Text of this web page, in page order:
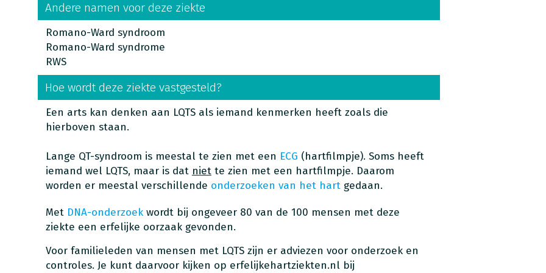
Andere namen voor deze ziekte
Romano-Ward syndroom
Romano-Ward syndrome
RWS
Hoe wordt deze ziekte vastgesteld?
Een arts kan denken aan LQTS als iemand kenmerken heeft zoals die
hierboven staan.
Lange QT-syndroom is meestal te zien met een ECG (hartfilmpje). Soms heeft
iemand wel LQTS, maar is dat niette zien met een hartfilmpje. Daarom
worden er meestal verschillende onderzoeken van het hartgedaan.
Met DNA-onderzoekwordt bij ongeveer 80 van de 100 mensen met deze
ziekte een erfelijke oorzaak gevonden.
Voor familieleden van mensen met LQTS zijn er adviezen voor onderzoek en
controles. Je kunt daarvoor kijken op erfelijkehartziekten.nl bij